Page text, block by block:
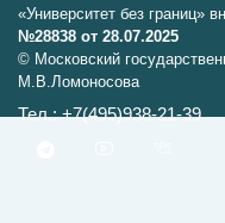
«Университет без границ»
№28838 от 28.07.2025
© Московский
М.В.Ломоносова
Тел.: +7(495)938-21-39